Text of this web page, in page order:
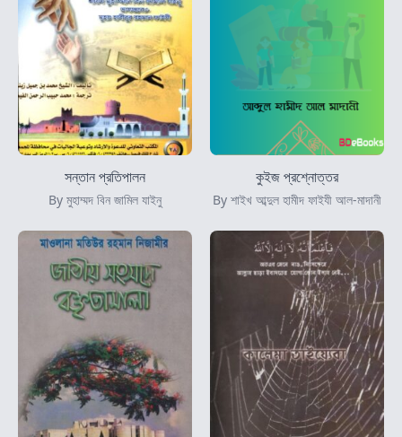
সন্তান প্রতিপালন
By মুহাম্মদ বিন জামিল যাইনু
কুইজ প্রশ্নোত্তর
By শাইখ আব্দুল হামীদ ফাইযী আল-মাদানী